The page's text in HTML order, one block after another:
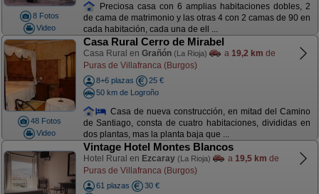
8 Fotos
Video
Preciosa casa con 6 amplias habitaciones dobles, 2
de cama de matrimonio y las otras 4 con 2 camas de 90 en
cada habitación, cada una de ell ...
48 Fotos
Video
Casa Rural Cerro de Mirabel
Casa Rural en Grañón (La Rioja) a 19,2 km de
Puras de Villafranca (Burgos)
8+6 plazas
25 €
50 km de Logroño
Casa de nueva construcción, en mitad del Camino
de Santiago, consta de cuatro habitaciones, divididas en
dos plantas, mas la planta baja que ...
Vintage Hotel Montes Blancos
Hotel Rural en Ezcaray (La Rioja) a 19,5 km de
Puras de Villafranca (Burgos)
61 plazas
30 €